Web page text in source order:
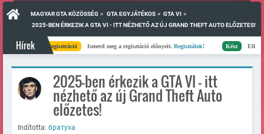
MAGYAR GTA KÖZÖSSÉG » GTA EGYJÁTÉKOS » GTA VI »
2025-BEN ÉRKEZIK A GTA VI - ITT NÉZHETŐ AZ ÚJ GRAND THEFT AUTO ELŐZETES!
HírekRegisztráció Ismerd meg a regisztáció előnyeit.Regisztálok! Elkészült a
2025-ben érkezik a GTA VI - itt
nézhető az új Grand Theft Auto
előzetes!
Indította: братуха